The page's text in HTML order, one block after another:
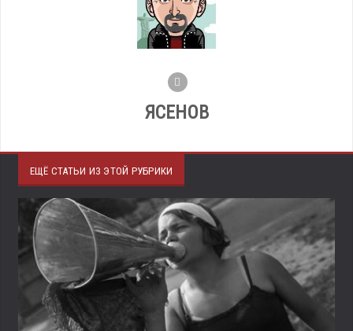
ЯСЕНОВ
ЕЩЁ СТАТЬИ ИЗ ЭТОЙ РУБРИКИ